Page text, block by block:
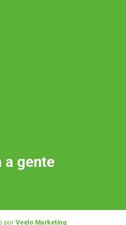
a gente
porVeelo Marketing